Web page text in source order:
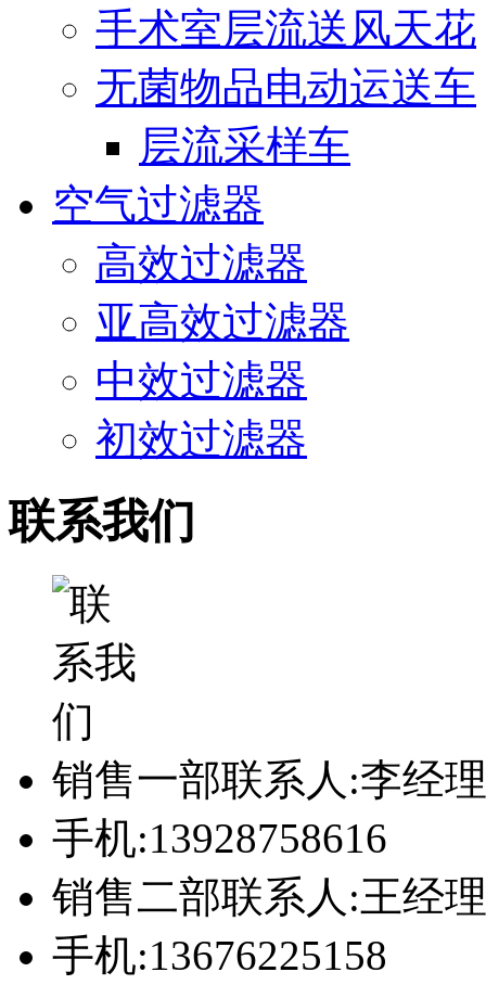
手术室层流送风天花
无菌物品电动运送车
层流采样车
空气过滤器
高效过滤器
亚高效过滤器
中效过滤器
初效过滤器
联系我们
销售一部联系人:李经理
手机:13928758616
销售二部联系人:王经理
手机:13676225158